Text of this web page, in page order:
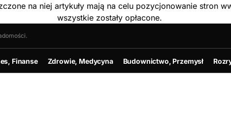
na niej artykuły mają na celu pozycjonowanie stron
wszystkie zostały opłacone.
Finanse Zdrowie, Medycyna Budownictwo, Przemysł